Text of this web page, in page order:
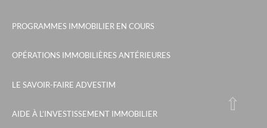
PROGRAMMES IMMOBILIER EN COURS
OPÉRATIONS IMMOBILIÈRES ANTÉRIEURES
LE SAVOIR-FAIRE ADVESTIM
AIDE À L’INVESTISSEMENT IMMOBILIER